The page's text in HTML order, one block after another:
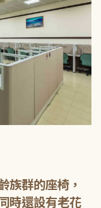
族群的座椅，
時還設有老花